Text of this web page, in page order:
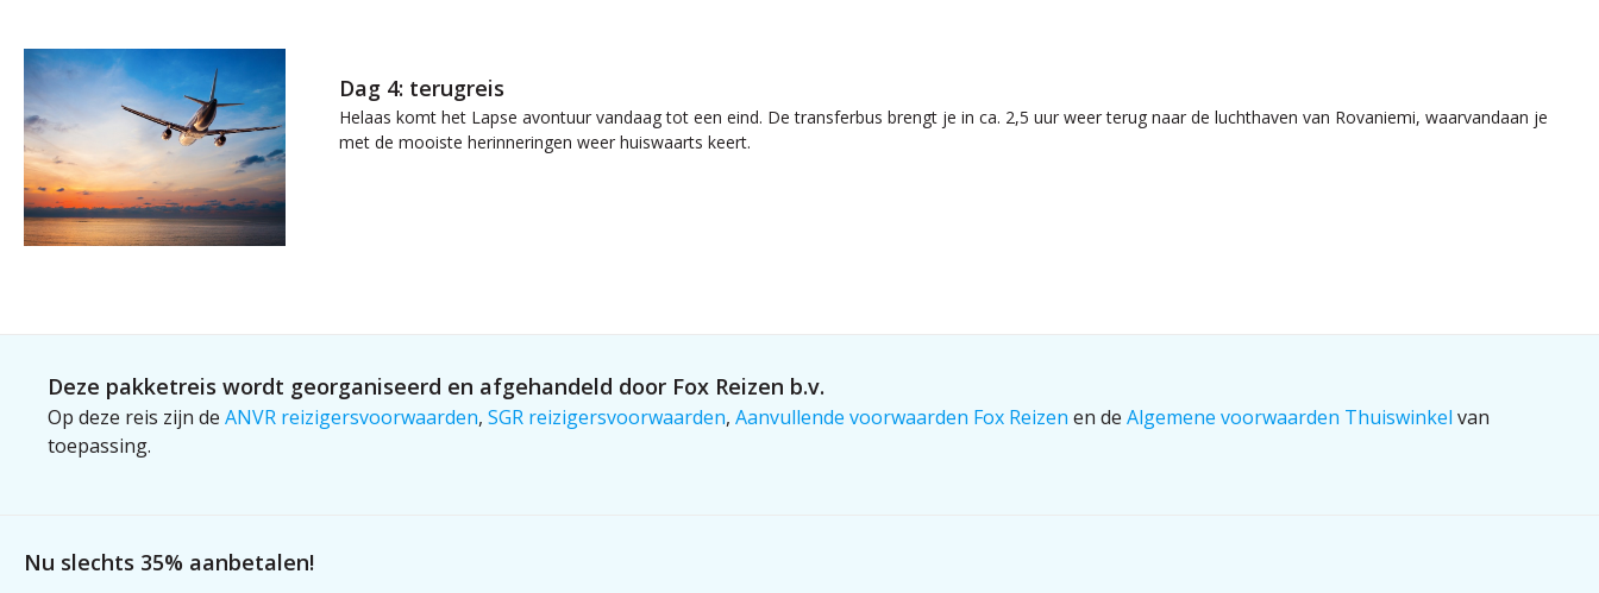
Dag 4: terugreis
Helaas komt het Lapse avontuur vandaag tot een eind. De transferbus brengt je in ca. 2,5 uur weer terug naar de luchthaven van Rovaniemi, waarvandaan je
met de mooiste herinneringen weer huiswaarts keert.
Deze pakketreis wordt georganiseerd en afgehandeld door Fox Reizen b.v.
Op deze reis zijn de ANVR reizigersvoorwaarden, SGR reizigersvoorwaarden, Aanvullende voorwaarden Fox Reizen en de Algemene voorwaarden Thuiswinkel van
toepassing.
Nu slechts 35% aanbetalen!